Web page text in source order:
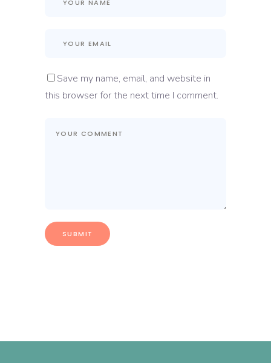
Save my name, email, and website in
this browser for the next time I comment.